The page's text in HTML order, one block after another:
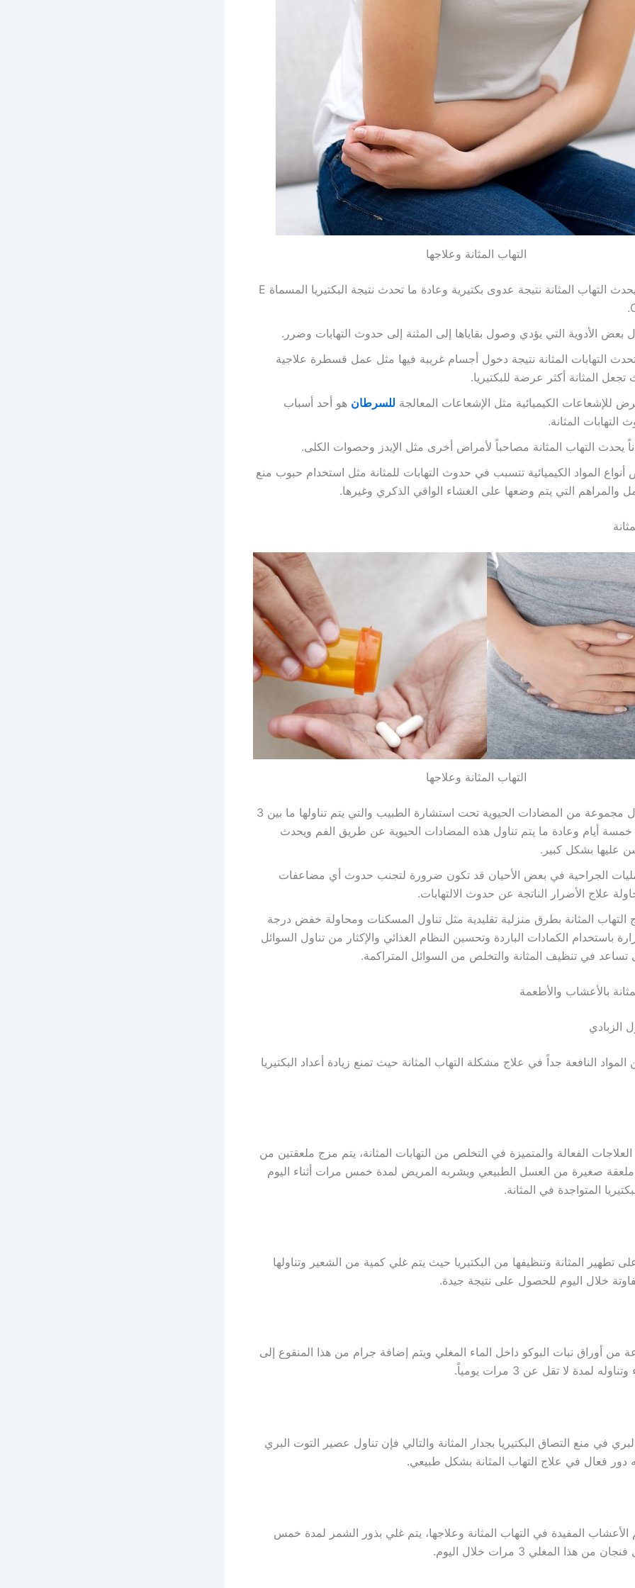
التهاب المثانة وعلاجها
قد يحدث التهاب المثانة نتيجة عدوى بكتيرية وعادة ما تحدث نتيجة البكتيريا المسماة E
بعض الأدوية التي يؤدي وصول بقاياها إلى المثنة إلى حدوث التهابات وضرر.
التهابات المثانة نتيجة دخول أجسام غريبة فيها مثل عمل قسطرة علاجية
المثانة أكثر عرضة للبكتيريا.
للإشعاعات الكيميائية مثل الإشعاعات المعالجة للسرطان هو أحد أسباب
التهابات المثانة.
يحدث التهاب المثانة مصاحباً لأمراض أخرى مثل الإيدز وحصوات الكلى.
أنواع المواد الكيميائية تتسبب في حدوث التهابات للمثانة مثل استخدام حبوب منع
والمراهم التي يتم وضعها على الغشاء الواقي الذكري وغيرها.
التهاب المثانة وعلاجها
تناول مجموعة من المضادات الحيوية تحت استشارة الطبيب والتي يتم تناولها ما بين 3
خمسة أيام وعادة ما يتم تناول هذه المضادات الحيوية عن طريق الفم ويحدث
عليها بشكل كبير.
الجراحية في بعض الأحيان قد تكون ضرورة لتجنب حدوث أي مضاعفات
علاج الأضرار الناتجة عن حدوث الالتهابات.
التهاب المثانة بطرق منزلية تقليدية مثل تناول المسكنات ومحاولة خفض درجة
باستخدام الكمادات الباردة وتحسين النظام الغذائي والإكثار من تناول السوائل
تساعد في تنظيف المثانة والتخلص من السوائل المتراكمة.
بالأعشاب والأطعمة
الزبادي
المواد النافعة جداً في علاج مشكلة التهاب المثانة حيث تمنع زيادة أعداد البكتيريا
الفعالة والمتميزة في التخلص من التهابات المثانة، يتم مزج ملعقتين من
صغيرة من العسل الطبيعي ويشربه المريض لمدة خمس مرات أثناء اليوم
المتواجدة في المثانة.
تطهير المثانة وتنظيفها من البكتيريا حيث يتم غلي كمية من الشعير وتناولها
خلال اليوم للحصول على نتيجة جيدة.
من أوراق نبات البوكو داخل الماء المغلي ويتم إضافة جرام من هذا المنقوع إلى
لمدة لا تقل عن 3 مرات يومياً.
في منع التصاق البكتيريا بجدار المثانة والتالي فإن تناول عصير التوت البري
فعال في علاج التهاب المثانة بشكل طبيعي.
المفيدة في التهاب المثانة وعلاجها، يتم غلي بذور الشمر لمدة خمس
هذا المغلي 3 مرات خلال اليوم.